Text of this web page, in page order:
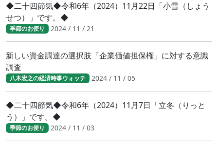
◆二十四節気◆令和6年（2024）11月22日「小雪（しょう
せつ）」です。◆
季節のお便り 2024 / 11 / 21
新しい資金調達の選択肢「企業価値担保権」に対する意識
調査
八木宏之の経済時事ウォッチ 2024 / 11 / 05
◆二十四節気◆令和6年（2024）11月7日「立冬（りっと
う）」です。◆
季節のお便り 2024 / 11 / 03